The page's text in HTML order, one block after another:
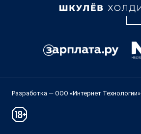
Разработка — ООО «Интернет Технологии»